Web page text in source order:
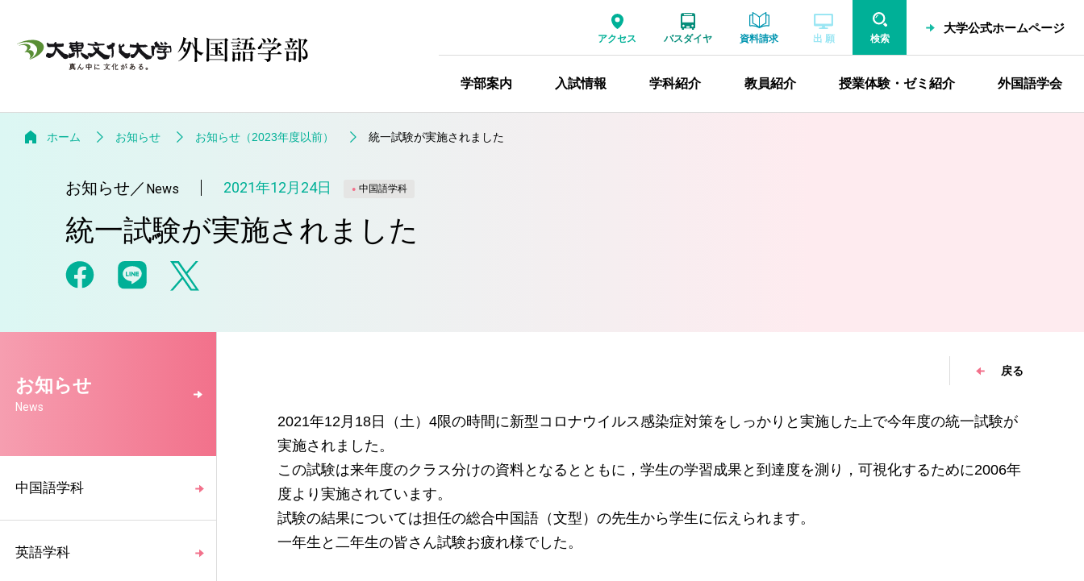
アクセス バスダイヤ 資料請求 出 願 検索
大学公式ホームページ
学部案内 入試情報 学科紹介 教員紹介 授業体験・ゼミ紹介 外国語学会
ホーム お知らせ お知らせ（2023年度以前） 統一試験が実施されました
お知らせ ／ News 2021年12月24日 中国語学科
統一試験が実施されました
お知らせ
News
中国語学科
英語学科
戻る
2021年12月18日（土）4限の時間に新型コロナウイルス感染症対策をしっかりと実施した上で今年度の統一試験が
実施されました。
この試験は来年度のクラス分けの資料となるとともに，学生の学習成果と到達度を測り，可視化するために2006年
度より実施されています。
試験の結果については担任の総合中国語（文型）の先生から学生に伝えられます。
一年生と二年生の皆さん試験お疲れ様でした。